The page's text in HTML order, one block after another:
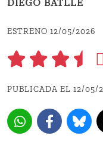
DIEGO BATLLE
ESTRENO 12/05/2026
PUBLICADA EL 12/05/